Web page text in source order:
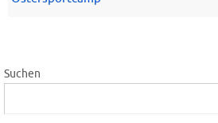
Suchen